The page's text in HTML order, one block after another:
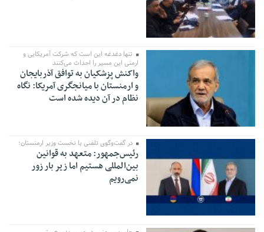
تنها دغدغه این است که شرکت آمریکایی و
ارمنی این مسیر را احداث می‌کنند
واکنش پزشکیان به توافق آذربایجان
و ارمنستان با میانجگری آمریکا: نگاه
نظام در آن دیده شده است
در گفت‌وگوی تلفنی با نخست وزیر ارمنستان؛
رئیس‌جمهور: متعهد به قوانین
بین‌المللی هستیم اما زیر بار زور
نمی‌رویم